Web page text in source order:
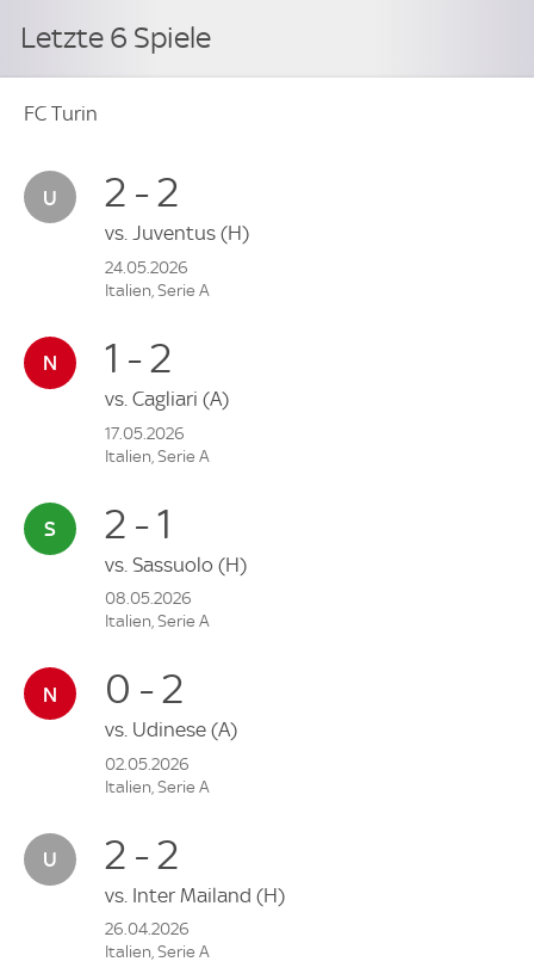
Letzte 6 Spiele
FC Turin
2 - 2
vs. Juventus (H)
24.05.2026
Italien, Serie A
1 - 2
vs. Cagliari (A)
17.05.2026
Italien, Serie A
2 - 1
vs. Sassuolo (H)
08.05.2026
Italien, Serie A
0 - 2
vs. Udinese (A)
02.05.2026
Italien, Serie A
2 - 2
vs. Inter Mailand (H)
26.04.2026
Italien, Serie A